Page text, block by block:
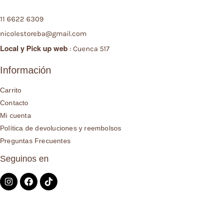
11 6622 6309
nicolestoreba@gmail.com
Local y Pick up web : Cuenca 517
Información
Carrito
Contacto
Mi cuenta
Política de devoluciones y reembolsos
Preguntas Frecuentes
Seguinos en